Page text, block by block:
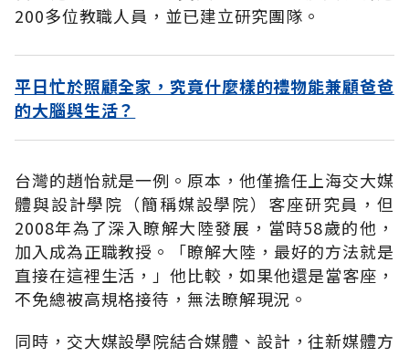
200多位教職人員，並已建立研究團隊。
平日忙於照顧全家，究竟什麼樣的禮物能兼顧爸爸
的大腦與生活？
台灣的趙怡就是一例。原本，他僅擔任上海交大媒
體與設計學院（簡稱媒設學院）客座研究員，但
2008年為了深入瞭解大陸發展，當時58歲的他，
加入成為正職教授。「瞭解大陸，最好的方法就是
直接在這裡生活，」他比較，如果他還是當客座，
不免總被高規格接待，無法瞭解現況。
同時，交大媒設學院結合媒體、設計，往新媒體方